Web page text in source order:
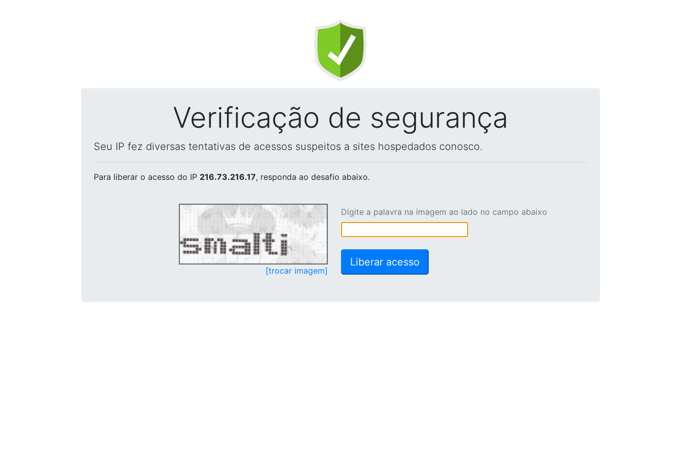
Verificação de segurança
Seu IP fez diversas tentativas de acessos suspeitos a sites hospedados conosco.
Para liberar o acesso do IP 216.73.216.17, responda ao desafio abaixo.
[trocar imagem]
Digite a palavra na imagem ao lado no campo abaixo